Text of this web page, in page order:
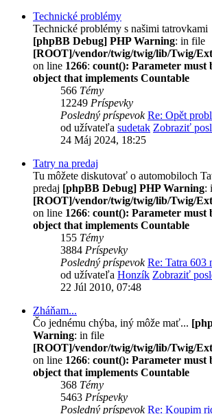
Technické problémy
Technické problémy s našimi tatrovkami
[phpBB Debug] PHP Warning: in file
[ROOT]/vendor/twig/twig/lib/Twig/
on line 1266: count(): Parameter must
object that implements Countable
566 Témy
12249 Príspevky
Posledný príspevok Re: Opět
od užívateľa sudetak Zobraziť
24 Máj 2024, 18:25
Tatry na predaj
Tu môžete diskutovať o automobiloch
predaj [phpBB Debug] PHP Warning:
[ROOT]/vendor/twig/twig/lib/Twig/
on line 1266: count(): Parameter must
object that implements Countable
155 Témy
3884 Príspevky
Posledný príspevok Re: Tatra 603
od užívateľa Honzík Zobraziť
22 Júl 2010, 07:48
Zháňam...
Čo jednému chýba, iný môže mať...
Warning: in file
[ROOT]/vendor/twig/twig/lib/Twig/
on line 1266: count(): Parameter must
object that implements Countable
368 Témy
5463 Príspevky
Posledný príspevok Re: Koupim